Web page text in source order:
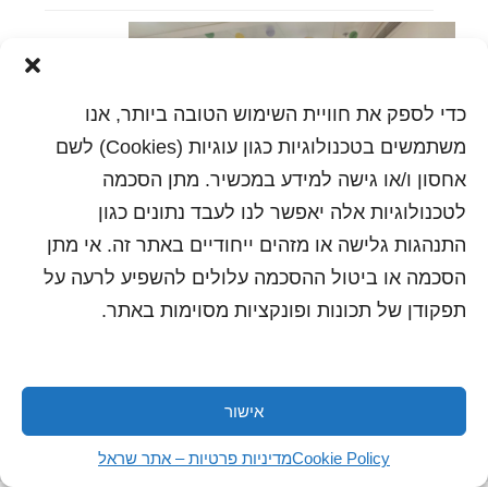
כדי לספק את חוויית השימוש הטובה ביותר, אנו
משתמשים בטכנולוגיות כגון עוגיות (Cookies) לשם
אחסון ו/או גישה למידע במכשיר. מתן הסכמה
לטכנולוגיות אלה יאפשר לנו לעבד נתונים כגון
התנהגות גלישה או מזהים ייחודיים באתר זה. אי מתן
הסכמה או ביטול ההסכמה עלולים להשפיע לרעה על
תפקודן של תכונות ופונקציות מסוימות באתר.
אישור
Cookie Policyמדיניות פרטיות – אתר שראל
הדפסה